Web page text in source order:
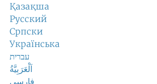
Қазақша
Русский
Српски
Українська
עברית
اَلْعَرَبِيَّةُ
فارسی